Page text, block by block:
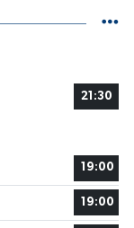
21:30
19:00
19:00